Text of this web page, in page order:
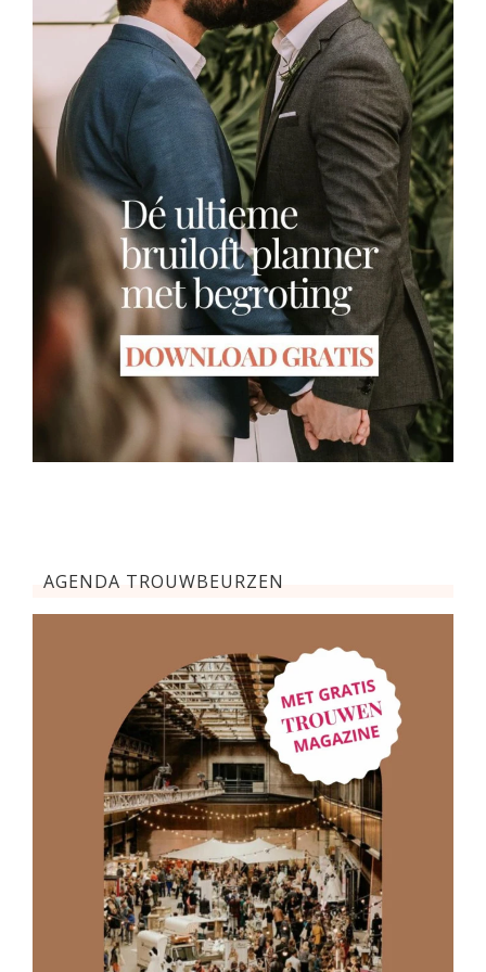
AGENDA TROUWBEURZEN